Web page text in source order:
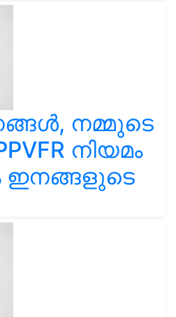
നമ്മുടെ
നിയമം
ഇനങ്ങളുടെ